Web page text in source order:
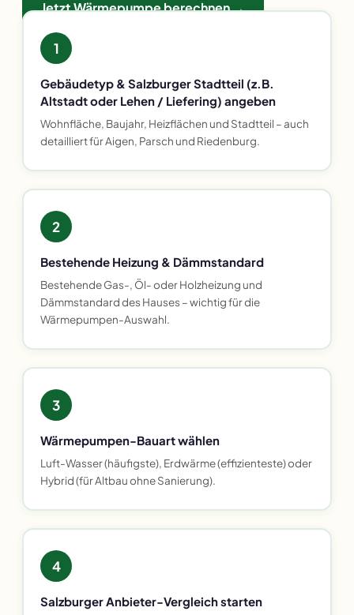
Jetzt Wärmepumpe berechnen →
1
Gebäudetyp & Salzburger Stadtteil (z.B.
Altstadt oder Lehen / Liefering) angeben
Wohnfläche, Baujahr, Heizflächen und Stadtteil – auch
detailliert für Aigen, Parsch und Riedenburg.
2
Bestehende Heizung & Dämmstandard
Bestehende Gas-, Öl- oder Holzheizung und
Dämmstandard des Hauses – wichtig für die
Wärmepumpen-Auswahl.
3
Wärmepumpen-Bauart wählen
Luft-Wasser (häufigste), Erdwärme (effizienteste) oder
Hybrid (für Altbau ohne Sanierung).
4
Salzburger Anbieter-Vergleich starten